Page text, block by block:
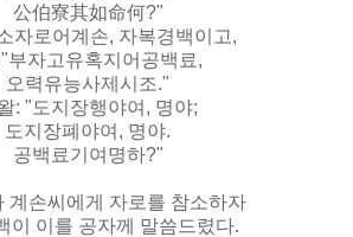
公伯寮其如命何?"
자로어계손, 자복경백이고,
부자고유혹지어공백료,
오력유능사제시조."
: "도지장행야여, 명야;
도지장폐야여, 명야.
공백료기여명하?"
계손씨에게 자로를 참소하자
이 이를 공자께 말씀드렸다.